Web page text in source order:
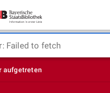
Failed to fetch
aufgetreten